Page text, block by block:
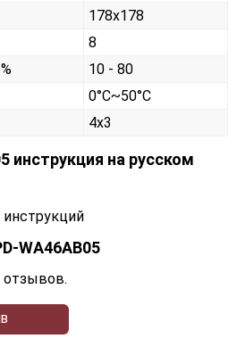
178x178
8
10 - 80
0°C~50°C
4x3
инструкция на русском
WA46AB05
отзывов.